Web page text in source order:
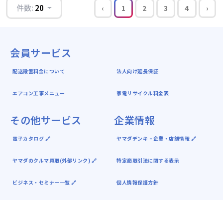
件数: 20 ‹ 1 2 3 4 ›
会員サービス
配送設置料金について
エアコン工事メニュー
法人向け延長保証
家電リサイクル料金表
その他サービス
電子カタログ 🔗
ヤマダのクルマ買取(外部リンク) 🔗
ビジネス・セミナー一覧 🔗
企業情報
ヤマダデンキ ｰ 企業・店舗情報 🔗
特定商取引法に関する表示
個人情報保護方針